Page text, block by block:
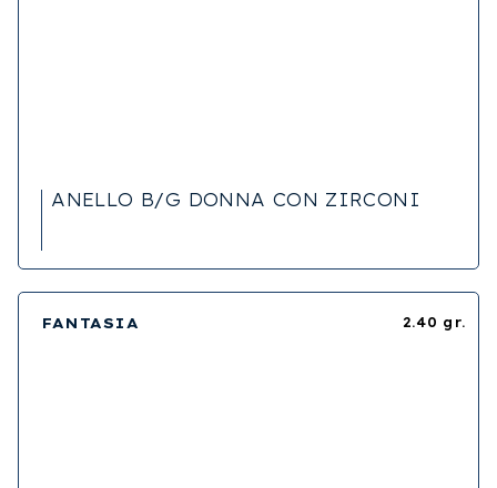
ANELLO B/G DONNA CON ZIRCONI
2.40 gr.
FANTASIA